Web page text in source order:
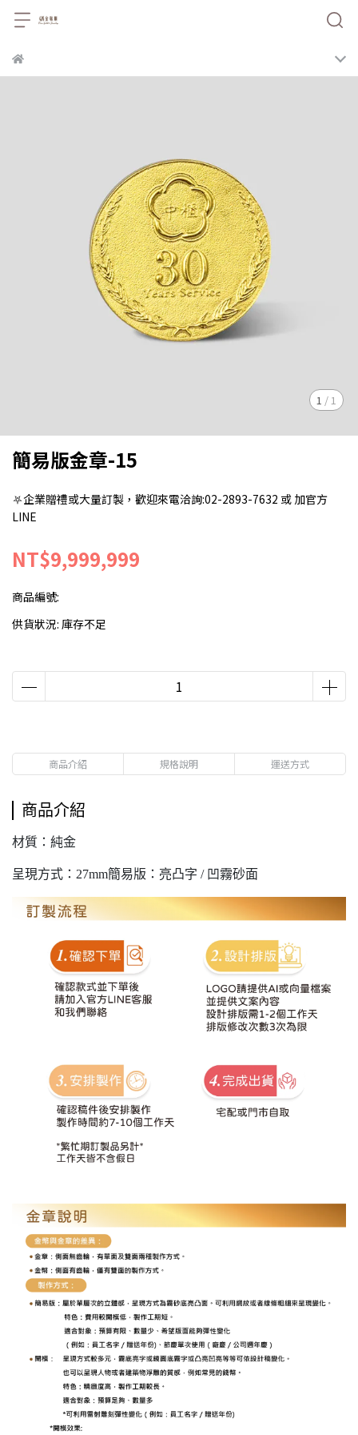
1 / 1
簡易版金章-15
⛧企業贈禮或大量訂製，歡迎來電洽詢:02-2893-7632 或 加官方
LINE
NT$9,999,999
商品編號:
供貨狀況: 庫存不足
商品介紹 規格說明 運送方式
商品介紹
材質：純金
呈現方式：27mm簡易版：亮凸字 / 凹霧砂面